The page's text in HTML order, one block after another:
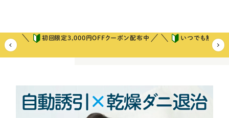
初回限定3,000円OFFクーポン配布中
いつでも解約可
ホーム
11月はダニ対